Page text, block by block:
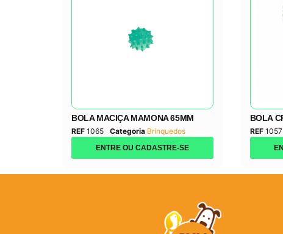
BOLA MACIÇA MAMONA 65MM
REF 1065 Categoria Brinquedos
ENTRE OU CADASTRE-SE
BOLA
REF 1057